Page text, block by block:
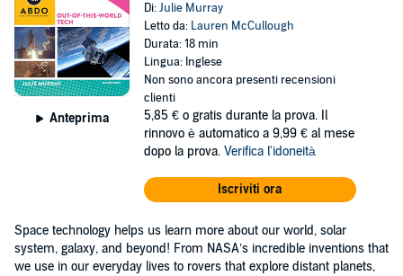
Anteprima
Di:Julie Murray
Letto da: Lauren McCullough
Durata: 18 min
Lingua: Inglese
Non sono ancora presenti recensioni
clienti
5,85 € o gratis durante la prova. Il
rinnovo è automatico a 9,99 € al mese
dopo la prova. Verifica l'idoneità
Iscriviti ora
Space technology helps us learn more about our world, solar
system, galaxy, and beyond! From NASA’s incredible inventions that
we use in our everyday lives to rovers that explore distant planets,